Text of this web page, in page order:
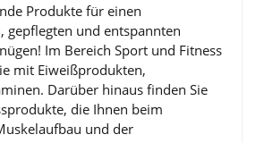
Produkte für einen
gepflegten und entspannten
Im Bereich Sport und Fitness
mit Eiweißprodukten,
Darüber hinaus finden Sie
die Ihnen beim
und der